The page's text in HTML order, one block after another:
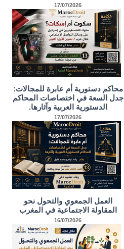
17/07/2026
محاكم دستورية أم عابرة للمجالات:
جدل السعة في اختصاصات المحاكم
الدستورية العربية وآثارها.
17/07/2026
العمل الجمعوي والتحول نحو
المقاولة الاجتماعية في المغرب
16/07/2026